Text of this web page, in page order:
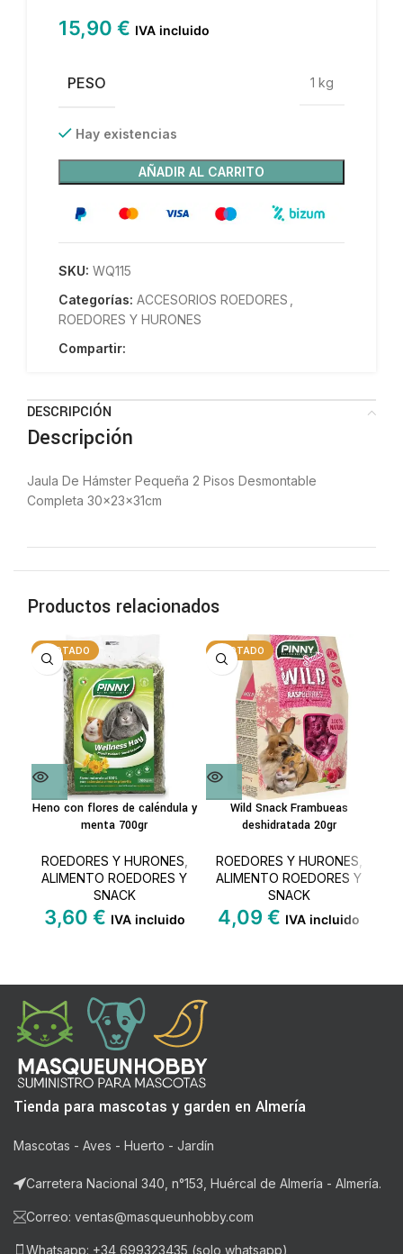
15,90 € IVA incluido
PESO 1 kg
Hay existencias
AÑADIR AL CARRITO
SKU: WQ115
Categorías: ACCESORIOS ROEDORES
ROEDORES Y HURONES
Compartir:
DESCRIPCIÓN
Descripción
Jaula De Hámster Pequeña 2 Pisos Desmontable
Completa 30x23x31cm
Productos relacionados
AGOTADO
Heno con flores de caléndula y
menta 700gr
ROEDORES Y HURONES
ALIMENTO ROEDORES Y
SNACK
3,60 € IVA incluido
AGOTADO
Wild Snack Frambueas
deshidratada 20gr
ROEDORES Y HURONES
ALIMENTO ROEDORES Y
SNACK
4,09 € IVA incluido
Tienda para mascotas y garden en Almería
Mascotas - Aves - Huerto - Jardín
Carretera Nacional 340, n°153, Huércal de Almería - Almería.
Correo: ventas@masqueunhobby.com
Whatsapp: +34 699323435 (solo whatsapp)